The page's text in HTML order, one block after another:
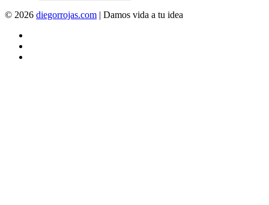
© 2026 diegorrojas.com | Damos vida a tu idea